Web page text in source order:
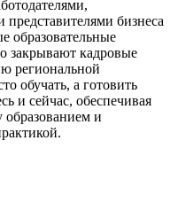
бизнеса
образовательные
закрывают кадровые
региональной
обучать, а готовить
и сейчас, обеспечивая
и